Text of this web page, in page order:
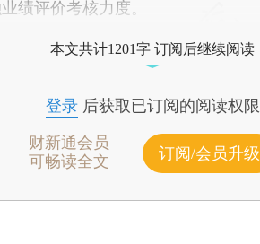
绩评价考核力度。
本文共计1201字 订阅后继续阅读
登录后获取已订阅的阅读权限
财新通会员
可畅读全文
订阅/会员升级